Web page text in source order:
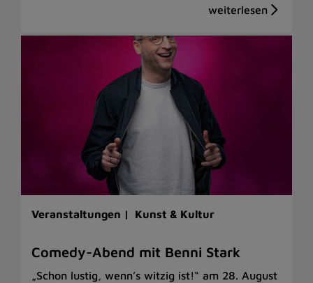
Veranstaltungen | Kunst & Kultur
Comedy-Abend mit Benni Stark
„Schon lustig, wenn’s witzig ist!“ am 28. August